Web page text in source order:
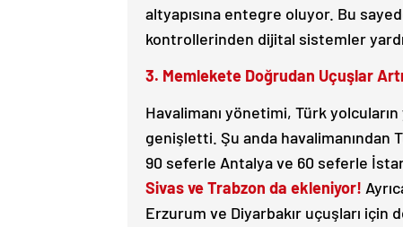
altyapısına entegre oluyor. Bu
kontrollerinden dijital sistemler
3. Memlekete Doğrudan Uçuşlar
Havalimanı yönetimi, Türk
genişletti. Şu anda havalimanından
90 seferle Antalya ve 60 seferle
Sivas ve Trabzon da ekleniyor!
Erzurum ve Diyarbakır uçuşları